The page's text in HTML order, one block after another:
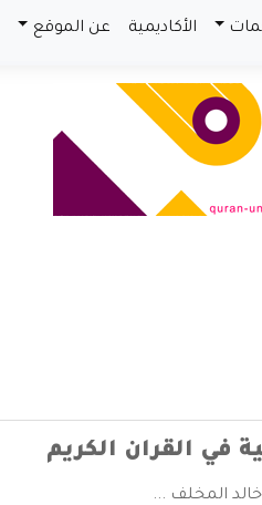
الأكاديمية عن الموقع
في القران الكريم
المخلف ...